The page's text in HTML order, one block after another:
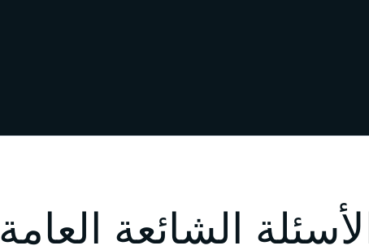
الشائعة العامة